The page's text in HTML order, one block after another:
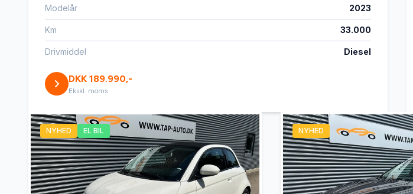
Modelår 2023
Km 33.000
Drivmiddel Diesel
DKK 189.990,-
Ekskl. moms
NYHED EL BIL NYHED